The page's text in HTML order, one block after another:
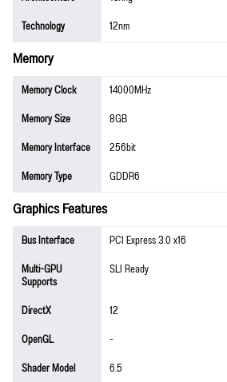
Technology
12nm
Memory
Memory Clock
14000MHz
Memory Size
8GB
Memory Interface
256bit
Memory Type
GDDR6
Graphics Features
Bus Interface
PCI Express 3.0 x16
Multi-GPU
Supports
SLI Ready
DirectX
12
OpenGL
-
Shader Model
6.5